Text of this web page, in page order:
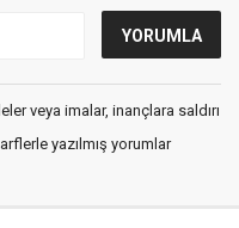
veya imalar, inançlara saldırı
yazılmış yorumlar